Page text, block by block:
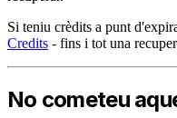
Si teniu crèdits a punt
Credits - fins i tot una
No cometeu